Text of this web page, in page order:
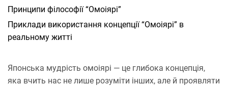
Принципи філософії “Омоіярі”
Приклади використання концепції “Омоіярі” в
реальному житті
Японська мудрість омоіярі — це глибока концепція,
яка вчить нас не лише розуміти інших, але й проявляти